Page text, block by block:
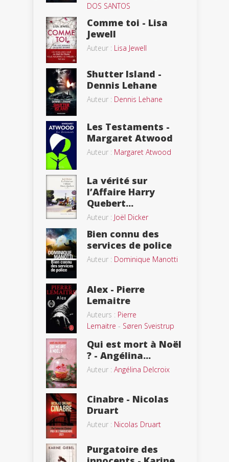
DOS SANTOS
Comme toi - Lisa
Jewell
Auteur : Lisa Jewell
Shutter Island -
Dennis Lehane
Auteur : Dennis Lehane
Les Testaments -
Margaret Atwood
Auteur : Margaret Atwood
La vérité sur
l’Affaire Harry
Quebert...
Auteur : Joël Dicker
Bien connu des
services de police
Auteur : Dominique Manotti
Alex - Pierre
Lemaitre
Auteurs : Pierre
Lemaitre - Søren Sveistrup
Qui est mort à Noël
? - Angélina...
Auteur : Angélina Delcroix
Cinabre - Nicolas
Druart
Auteur : Nicolas Druart
Purgatoire des